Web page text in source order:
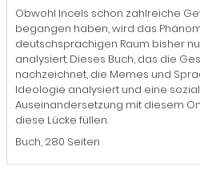
Obwohl Incels schon zahlreiche
begangen haben, wird das
deutschsprachigen Raum bisher
analysiert. Dieses Buch, das die
nachzeichnet, die Memes und
Ideologie analysiert und eine
Auseinandersetzung mit diesem
diese Lücke füllen.
Buch, 280 Seiten